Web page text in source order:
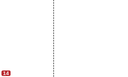
14